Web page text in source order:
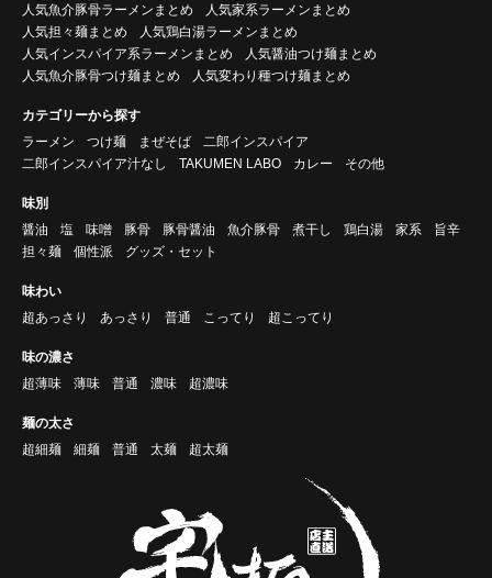
人気魚介豚骨ラーメンまとめ
人気家系ラーメンまとめ
人気担々麺まとめ
人気鶏白湯ラーメンまとめ
人気インスパイア系ラーメンまとめ
人気醤油つけ麺まとめ
人気魚介豚骨つけ麺まとめ
人気変わり種つけ麺まとめ
カテゴリーから探す
ラーメン
つけ麺 まぜそば
二郎インスパイア
二郎インスパイア汁なし
TAKUMEN LABO カレー その他
味別
醤油
塩 味噌 豚骨 豚骨醤油 魚介豚骨 煮干し 鶏白湯 家系
旨辛
担々麺
個性派 グッズ・セット
味わい
超あっさり
あっさり 普通 こってり 超こってり
味の濃さ
超薄味
薄味 普通 濃味 超濃味
麺の太さ
超細麺
細麺 普通 太麺 超太麺